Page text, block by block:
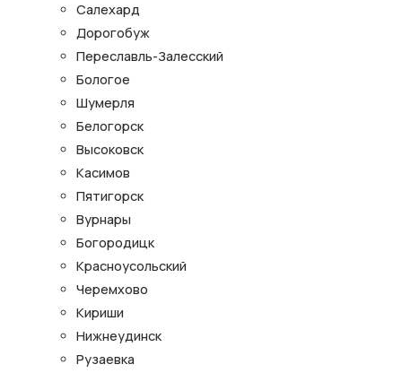
Салехард
Дорогобуж
Переславль-Залесский
Бологое
Шумерля
Белогорск
Высоковск
Касимов
Пятигорск
Вурнары
Богородицк
Красноусольский
Черемхово
Кириши
Нижнеудинск
Рузаевка